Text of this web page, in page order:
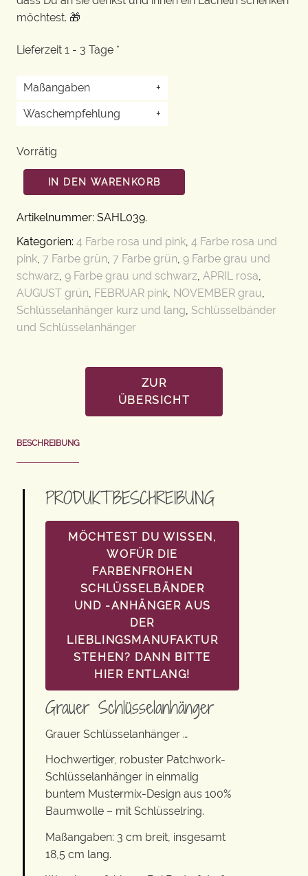
möchtest. 🎁
Lieferzeit 1 - 3 Tage *
Maßangaben
+
Waschempfehlung
+
Vorrätig
IN DEN WARENKORB
Artikelnummer: SAHL039.
Kategorien: 4 Farbe rosa und pink 4 Farbe rosa und
pink 7 Farbe grün 7 Farbe grün 9 Farbe grau und
schwarz 9 Farbe grau und schwarz APRIL rosa
AUGUST grün FEBRUAR pink NOVEMBER grau
Schlüsselanhänger kurz und lang Schlüsselbänder
und Schlüsselanhänger
ZUR
ÜBERSICHT
BESCHREIBUNG
PRODUKTBESCHREIBUNG
MÖCHTEST DU WISSEN,
WOFÜR DIE
FARBENFROHEN
SCHLÜSSELBÄNDER
UND -ANHÄNGER AUS
DER
LIEBLINGSMANUFAKTUR
STEHEN? DANN BITTE
HIER ENTLANG!
Grauer Schlüsselanhänger
Grauer Schlüsselanhänger …
Hochwertiger, robuster Patchwork-
Schlüsselanhänger in einmalig
buntem Mustermix-Design aus 100%
Baumwolle – mit Schlüsselring.
Maßangaben: 3 cm breit, insgesamt
18,5 cm lang.